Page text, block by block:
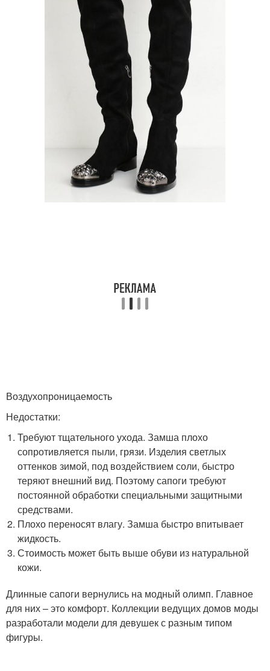
Воздухопроницаемость
Недостатки:
Требуют тщательного ухода. Замша плохо
сопротивляется пыли, грязи. Изделия светлых
оттенков зимой, под воздействием соли, быстро
теряют внешний вид. Поэтому сапоги требуют
постоянной обработки специальными защитными
средствами.
Плохо переносят влагу. Замша быстро впитывает
жидкость.
Стоимость может быть выше обуви из натуральной
кожи.
Длинные сапоги вернулись на модный олимп. Главное
для них – это комфорт. Коллекции ведущих домов моды
разработали модели для девушек с разным типом
фигуры.